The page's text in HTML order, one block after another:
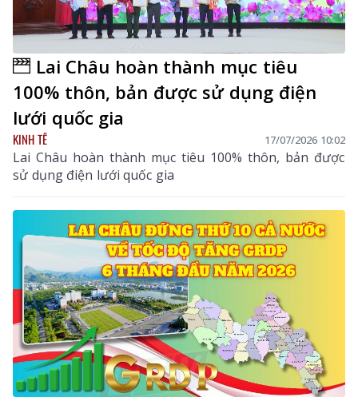
Lai Châu hoàn thành mục tiêu
100% thôn, bản được sử dụng điện
lưới quốc gia
KINH TẾ 17/07/2026 10:02
Lai Châu hoàn thành mục tiêu 100% thôn, bản được
sử dụng điện lưới quốc gia